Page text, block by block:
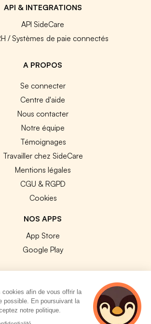
API & INTEGRATIONS
API SideCare
/ Systèmes de paie connectés
A PROPOS
Se connecter
Centre d'aide
Nous contacter
Notre équipe
Témoignages
Travailler chez SideCare
Mentions légales
CGU & RGPD
Cookies
NOS APPS
App Store
Google Play
SideCare. Tous droits réservés.
cookies afin de vous offrir la
possible. En poursuivant la
notre politique.
3 personnes